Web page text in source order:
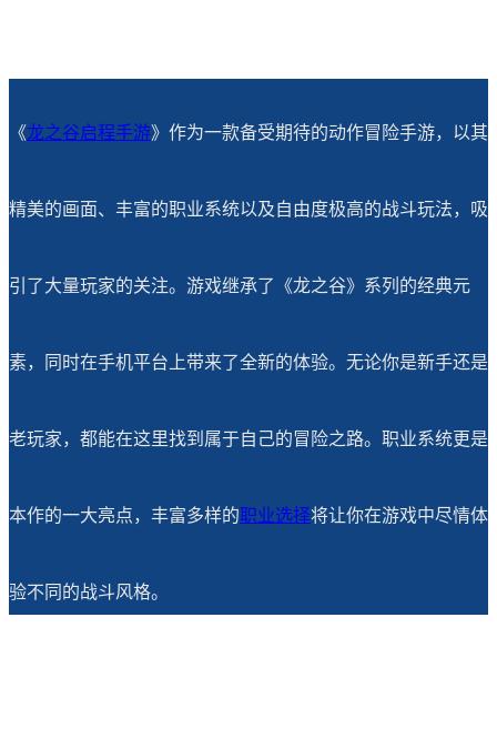
《龙之谷启程手游》作为一款备受期待的动作冒险手游，以其
精美的画面、丰富的职业系统以及自由度极高的战斗玩法，吸
引了大量玩家的关注。游戏继承了《龙之谷》系列的经典元
素，同时在手机平台上带来了全新的体验。无论你是新手还是
老玩家，都能在这里找到属于自己的冒险之路。职业系统更是
本作的一大亮点，丰富多样的职业选择将让你在游戏中尽情体
验不同的战斗风格。